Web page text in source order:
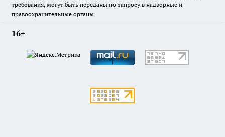
требования, могут быть переданы по запросу в надзорные и
правоохранительные органы.
16+